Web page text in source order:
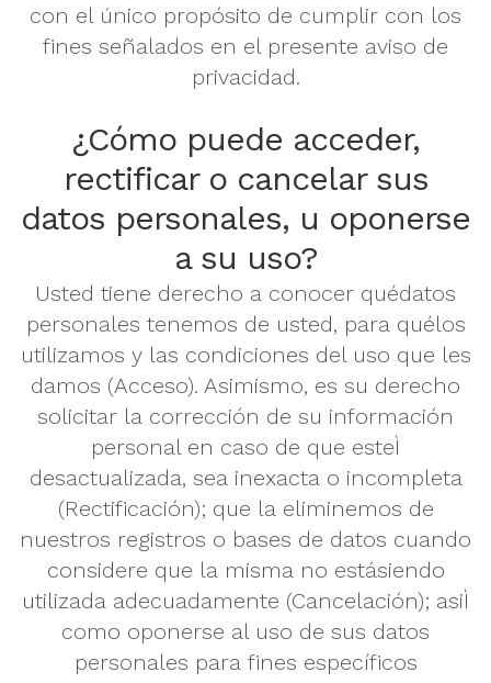
con el único propósito de cumplir con los
fines señalados en el presente aviso de
privacidad.
¿Cómo puede acceder,
rectificar o cancelar sus
datos personales, u oponerse
a su uso?
Usted tiene derecho a conocer quédatos
personales tenemos de usted, para quélos
utilizamos y las condiciones del uso que les
damos (Acceso). Asimismo, es su derecho
solicitar la corrección de su información
personal en caso de que esteÌ
desactualizada, sea inexacta o incompleta
(Rectificación); que la eliminemos de
nuestros registros o bases de datos cuando
considere que la misma no estásiendo
utilizada adecuadamente (Cancelación); asiÌ
como oponerse al uso de sus datos
personales para fines específicos